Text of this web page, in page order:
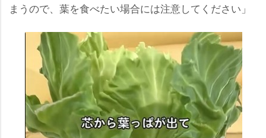
まうので、葉を食べたい場合には注意してください」